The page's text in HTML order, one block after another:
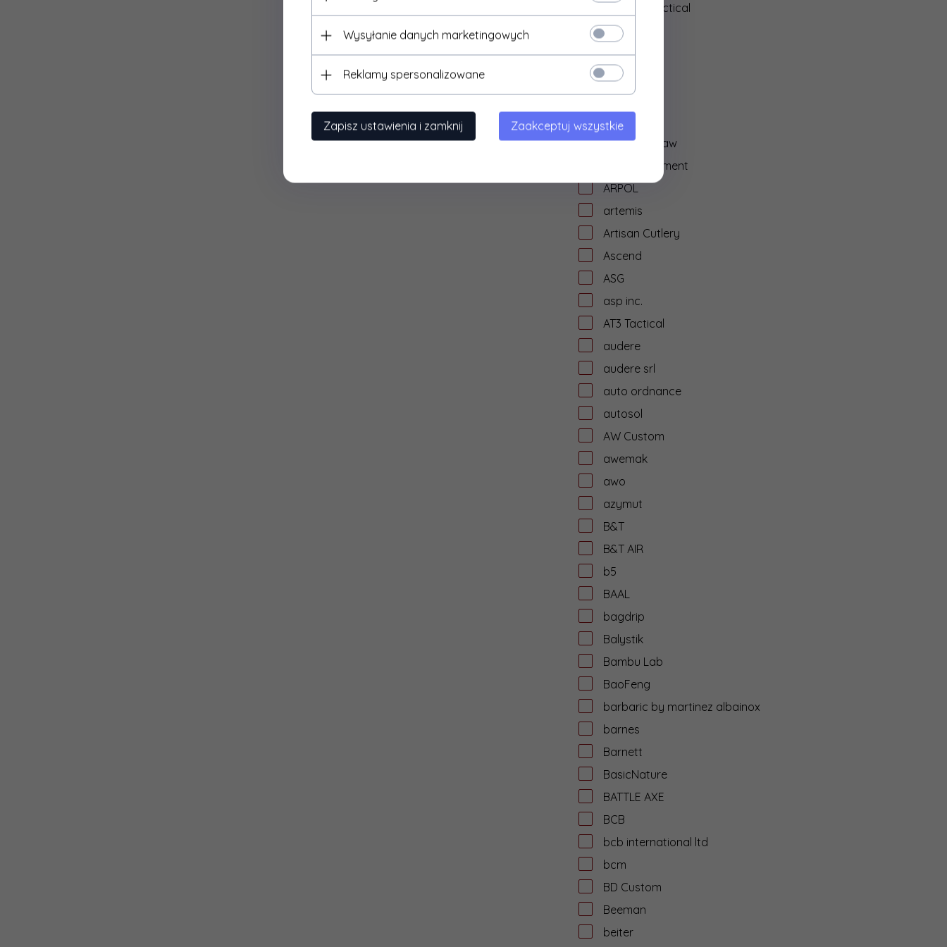
Arcturus Tactical
are
ARES
Arisaka
Armamat
Armaspec
Armored Claw
Army Armament
ARPOL
artemis
Artisan Cutlery
Ascend
ASG
asp inc.
AT3 Tactical
audere
audere srl
auto ordnance
autosol
AW Custom
awemak
awo
azymut
B&T
B&T AIR
b5
BAAL
bagdrip
Balystik
Bambu Lab
BaoFeng
barbaric by martinez albainox
barnes
Barnett
BasicNature
BATTLE AXE
BCB
bcb international ltd
bcm
BD Custom
Beeman
beiter
Wysyłanie danych marketingowych
Reklamy spersonalizowane
Zapisz ustawienia i zamknij Zaakceptuj wszystkie